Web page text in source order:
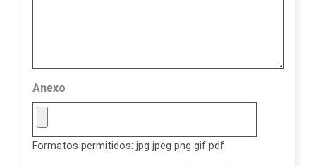
Anexo
Formatos permitidos: jpg jpeg png gif pdf